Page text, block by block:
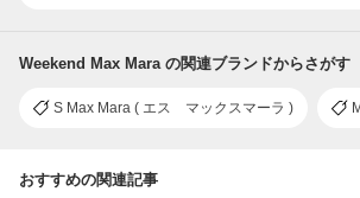
Weekend Max Mara の関連ブランドからさがす
S Max Mara ( エス マックスマーラ )
おすすめの関連記事